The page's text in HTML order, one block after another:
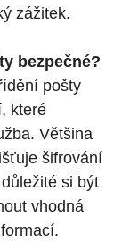
zážitek.
bezpečné?
pošty
které
Většina
šifrování
si být
vhodná